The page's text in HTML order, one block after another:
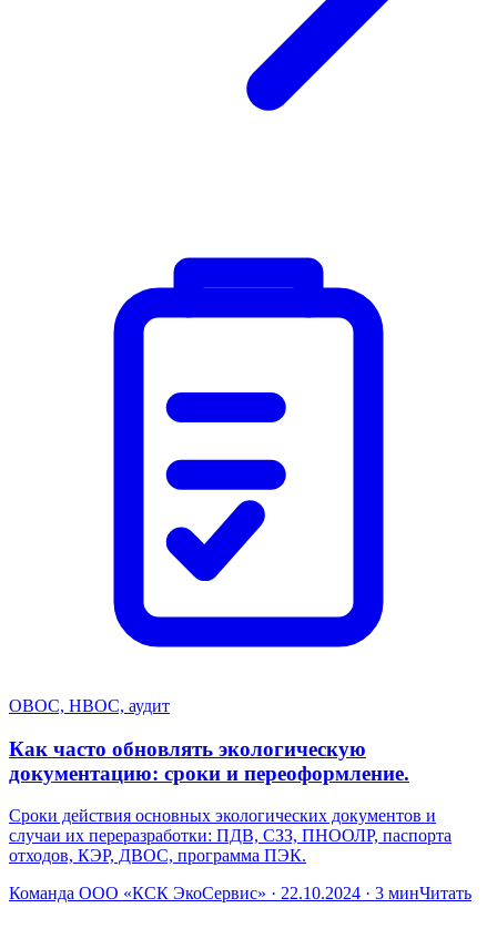
ОВОС, НВОС, аудит
Как часто обновлять экологическую
документацию: сроки и переоформление.
Сроки действия основных экологических документов и
случаи их переразработки: ПДВ, СЗЗ, ПНООЛР, паспорта
отходов, КЭР, ДВОС, программа ПЭК.
Команда ООО «КСК ЭкоСервис» · 22.10.2024 · 3 минЧитать